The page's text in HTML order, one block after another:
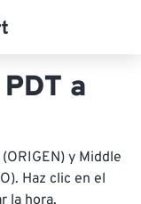
a
y Middle
Haz clic en el
la hora.